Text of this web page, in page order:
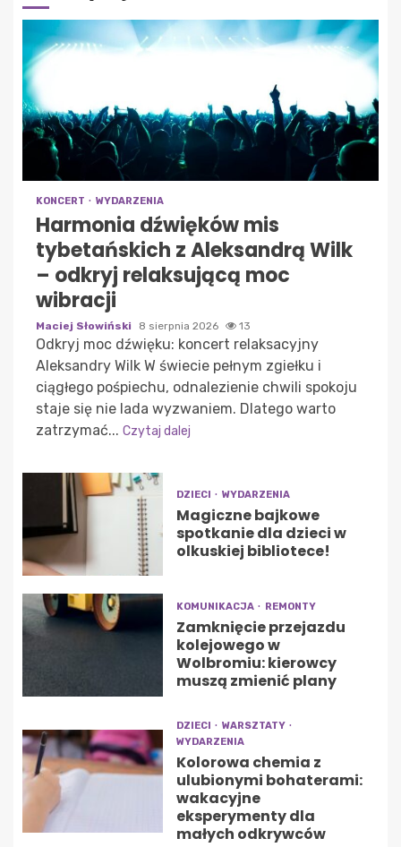
KONCERT WYDARZENIA
Harmonia dźwięków mis
tybetańskich z Aleksandrą Wilk
– odkryj relaksującą moc
wibracji
Maciej Słowiński 8 sierpnia 2026 13
Odkryj moc dźwięku: koncert relaksacyjny
Aleksandry Wilk W świecie pełnym zgiełku i
ciągłego pośpiechu, odnalezienie chwili spokoju
staje się nie lada wyzwaniem. Dlatego warto
zatrzymać... Czytaj dalej
DZIECI WYDARZENIA
Magiczne bajkowe
spotkanie dla dzieci w
olkuskiej bibliotece!
KOMUNIKACJA REMONTY
Zamknięcie przejazdu
kolejowego w
Wolbromiu: kierowcy
muszą zmienić plany
DZIECI
WARSZTATY
WYDARZENIA
Kolorowa chemia z
ulubionymi bohaterami:
wakacyjne
eksperymenty dla
małych odkrywców